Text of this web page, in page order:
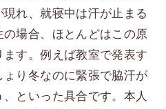
れ、就寝中は汗が止まる
場合、ほとんどはこの原
す。例えば教室で発表す
り冬なのに緊張で脇汗が
といった具合です。本人